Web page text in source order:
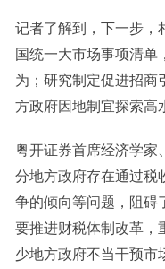
记者了解到，下一步，
国统一大市场事项清单
为；研究制定促进招商
方政府因地制宜探索高
粤开证券首席经济学家
分地方政府存在通过税
争的倾向等问题，阻碍
要推进财税体制改革，
少地方政府不当干预市